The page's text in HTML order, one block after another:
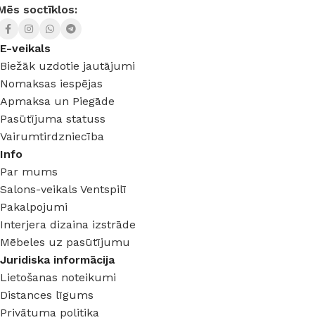
soctīklos:
E-veikals
Biežāk uzdotie jautājumi
Nomaksas iespējas
Apmaksa un Piegāde
Pasūtījuma statuss
Vairumtirdzniecība
Info
Par mums
Salons-veikals Ventspilī
Pakalpojumi
Interjera dizaina izstrāde
Mēbeles uz pasūtījumu
Juridiska informācija
Lietošanas noteikumi
Distances līgums
Privātuma politika